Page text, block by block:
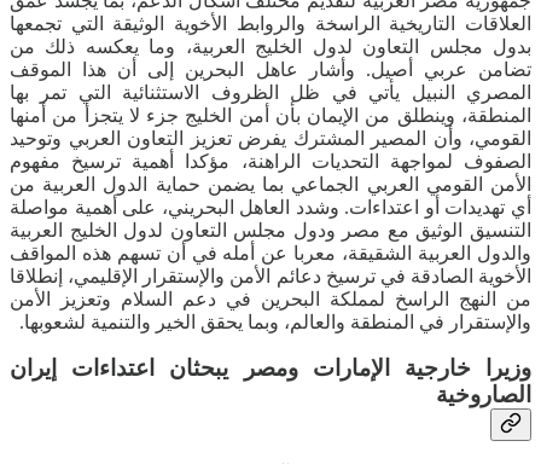
العلاقات التاريخية الراسخة والروابط الأخوية الوثيقة التي تجمعها
بدول مجلس التعاون لدول الخليج العربية، وما يعكسه ذلك من
تضامن عربي أصيل. وأشار عاهل البحرين إلى أن هذا الموقف
المصري النبيل يأتي في ظل الظروف الاستثنائية التي تمر بها
المنطقة، وينطلق من الإيمان بأن أمن الخليج جزء لا يتجزأ من أمنها
القومي، وأن المصير المشترك يفرض تعزيز التعاون العربي وتوحيد
الصفوف لمواجهة التحديات الراهنة، مؤكدا أهمية ترسيخ مفهوم
الأمن القومي العربي الجماعي بما يضمن حماية الدول العربية من
أي تهديدات أو اعتداءات. وشدد العاهل البحريني، على أهمية مواصلة
التنسيق الوثيق مع مصر ودول مجلس التعاون لدول الخليج العربية
والدول العربية الشقيقة، معربا عن أمله في أن تسهم هذه المواقف
الأخوية الصادقة في ترسيخ دعائم الأمن والإستقرار الإقليمي، إنطلاقا
من النهج الراسخ لمملكة البحرين في دعم السلام وتعزيز الأمن
والإستقرار في المنطقة والعالم، وبما يحقق الخير والتنمية لشعوبها.
وزيرا خارجية الإمارات ومصر يبحثان اعتداءات إيران
الصاروخية